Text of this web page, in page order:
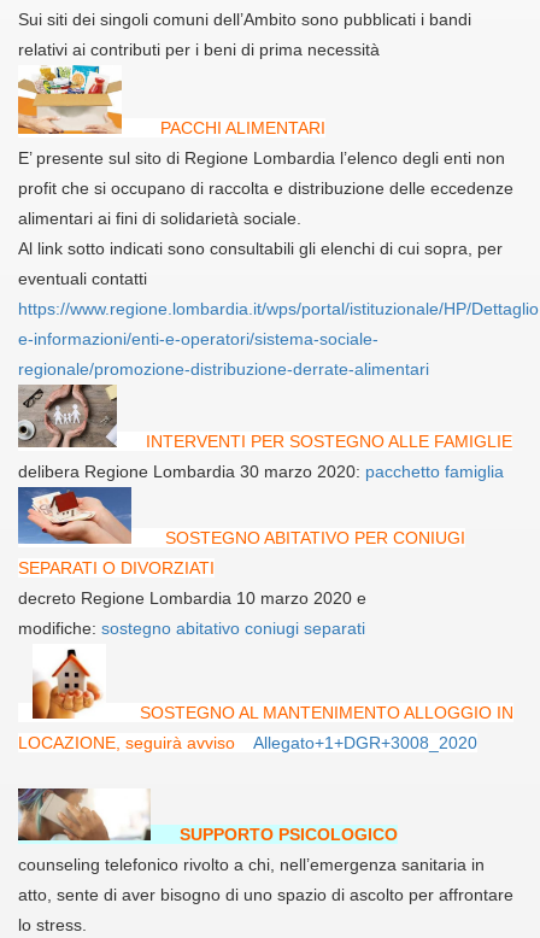
Sui siti dei singoli comuni dell’Ambito sono pubblicati i bandi
relativi ai contributi per i beni di prima necessità
PACCHI ALIMENTARI
E’ presente sul sito di Regione Lombardia l’elenco degli enti non
profit che si occupano di raccolta e distribuzione delle eccedenze
alimentari ai fini di solidarietà sociale.
Al link sotto indicati sono consultabili gli elenchi di cui sopra, per
eventuali contatti
https://www.regione.lombardia.it/wps/portal/istituzionale/HP/
e-informazioni/enti-e-operatori/sistema-sociale-
regionale/promozione-distribuzione-derrate-alimentari
INTERVENTI PER SOSTEGNO ALLE FAMIGLIE
delibera Regione Lombardia 30 marzo 2020: pacchetto famiglia
SOSTEGNO ABITATIVO PER CONIUGI
SEPARATI O DIVORZIATI
decreto Regione Lombardia 10 marzo 2020 e
modifiche: sostegno abitativo coniugi separati
SOSTEGNO AL MANTENIMENTO ALLOGGIO IN
LOCAZIONE, seguirà avviso
Allegato+1+DGR+3008_2020
SUPPORTO PSICOLOGICO
counseling telefonico rivolto a chi, nell’emergenza sanitaria in
atto, sente di aver bisogno di uno spazio di ascolto per affrontare
lo stress.